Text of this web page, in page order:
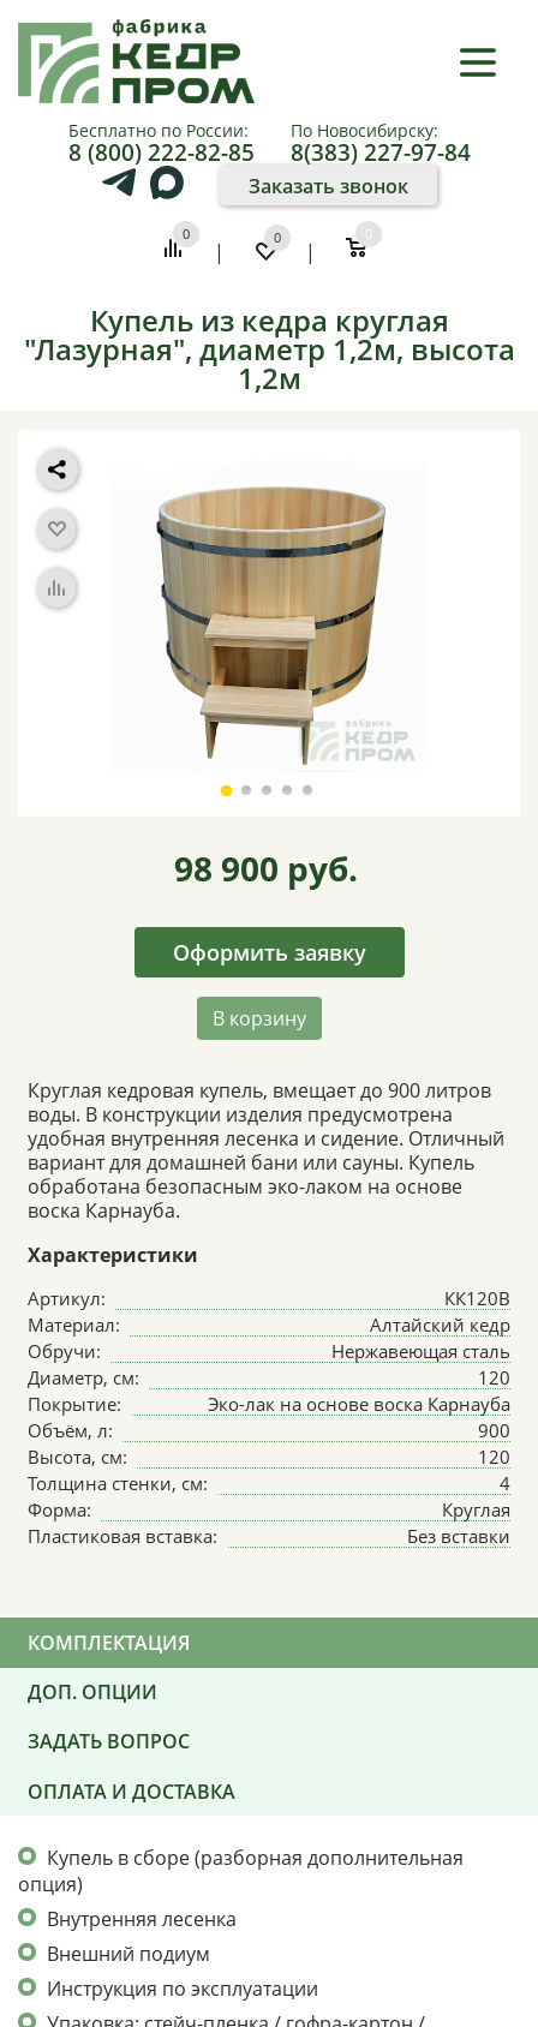
Бесплатно по России:
8 (800) 222-82-85
По Новосибирску:
8(383) 227-97-84
Заказать звонок
0
|
0
|
0
КАТАЛОГ
КОМПАНИИ
КУПИТЬ
ПАРТНЕРАМ
ФОТО
И
ВИДЕО
ОТЗЫВЫ
КОНТАКТЫ
Купель из кедра круглая
"Лазурная", диаметр 1,2м, высота
1,2м
98 900 руб.
Оформить заявку
В корзину
Круглая кедровая купель, вмещает до 900 литров
воды. В конструкции изделия предусмотрена
удобная внутренняя лесенка и сидение. Отличный
вариант для домашней бани или сауны. Купель
обработана безопасным эко-лаком на основе
воска Карнауба.
Характеристики
Артикул:
КК120В
Материал:
Алтайский кедр
Обручи:
Нержавеющая сталь
Диаметр, см:
120
Покрытие:
Эко-лак на основе воска Карнауба
Объём, л:
900
Высота, см:
120
Толщина стенки, см:
4
Форма:
Круглая
Пластиковая вставка:
Без вставки
КОМПЛЕКТАЦИЯ
ДОП. ОПЦИИ
ЗАДАТЬ ВОПРОС
ОПЛАТА И ДОСТАВКА
Купель в сборе (разборная дополнительная
опция)
Внутренняя лесенка
Внешний подиум
Инструкция по эксплуатации